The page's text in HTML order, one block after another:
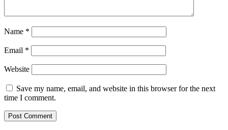
Name *
Email *
Website
Save my name, email, and website in this browser for the next
time I comment.